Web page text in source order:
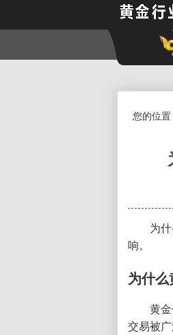
您的位置
为
响。
为什么
黄
交易被